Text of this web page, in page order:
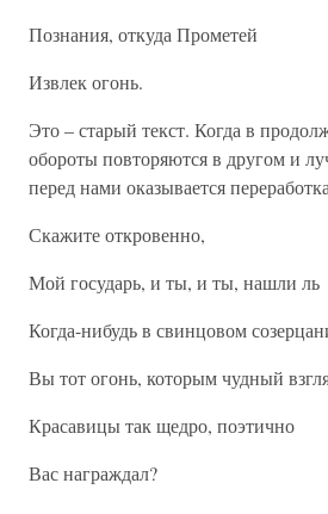
Познания, откуда Прометей
Извлек огонь.
Это – старый текст. Когда в
обороты повторяются в другом и
перед нами оказывается
Скажите откровенно,
Мой государь, и ты, и ты, нашли ль
Когда-нибудь в свинцовом
Вы тот огонь, которым чудный
Красавицы так щедро, поэтично
Вас награждал?